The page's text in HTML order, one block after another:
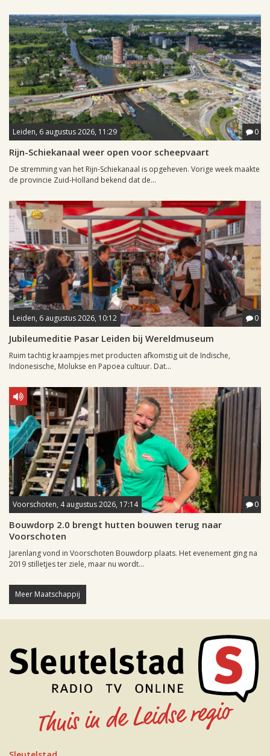
Leiden, 6 augustus 2026, 11:29 0
Rijn-Schiekanaal weer open voor scheepvaart
De stremming van het Rijn-Schiekanaal is opgeheven. Vorige week maakte
de provincie Zuid-Holland bekend dat de...
Leiden, 6 augustus 2026, 10:12 0
Jubileumeditie Pasar Leiden bij Wereldmuseum
Ruim tachtig kraampjes met producten afkomstig uit de Indische,
Indonesische, Molukse en Papoea cultuur. Dat...
Voorschoten, 4 augustus 2026, 17:14 0
Bouwdorp 2.0 brengt hutten bouwen terug naar
Voorschoten
Jarenlang vond in Voorschoten Bouwdorp plaats. Het evenement ging na
2019 stilletjes ter ziele, maar nu wordt...
Meer Maatschappij